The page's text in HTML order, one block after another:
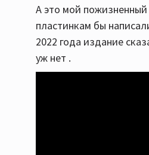
А это мой пожизненный
пластинкам бы
2022 года издание
уж нет .